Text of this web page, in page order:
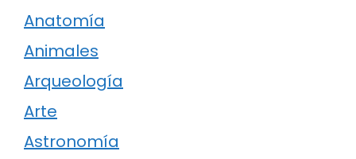
Anatomía
Animales
Arqueología
Arte
Astronomía